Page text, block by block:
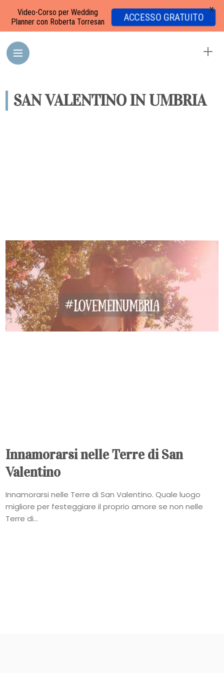
SAN VALENTINO IN UMBRIA
Innamorarsi nelle Terre di San
Valentino
Innamorarsi nelle Terre di San Valentino. Quale luogo
migliore per festeggiare il proprio amore se non nelle
Terre di...
Video-Corso per Wedding
Planner con Roberta Torresan
ACCESSO GRATUITO
X